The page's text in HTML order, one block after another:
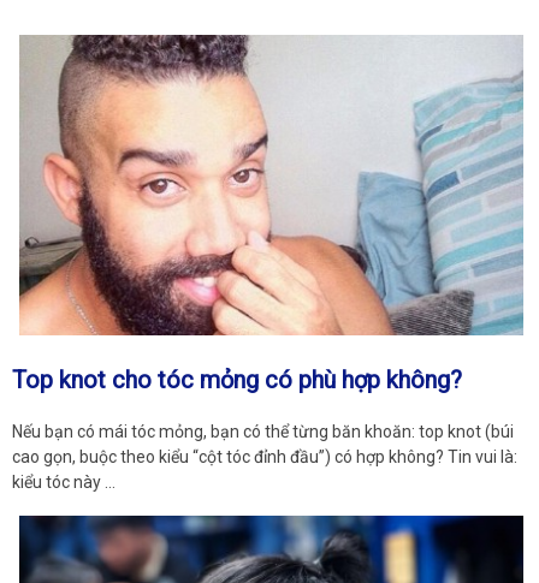
Top knot cho tóc mỏng có phù hợp không?
Nếu bạn có mái tóc mỏng, bạn có thể từng băn khoăn: top knot (búi
cao gọn, buộc theo kiểu “cột tóc đỉnh đầu”) có hợp không? Tin vui là:
kiểu tóc này …